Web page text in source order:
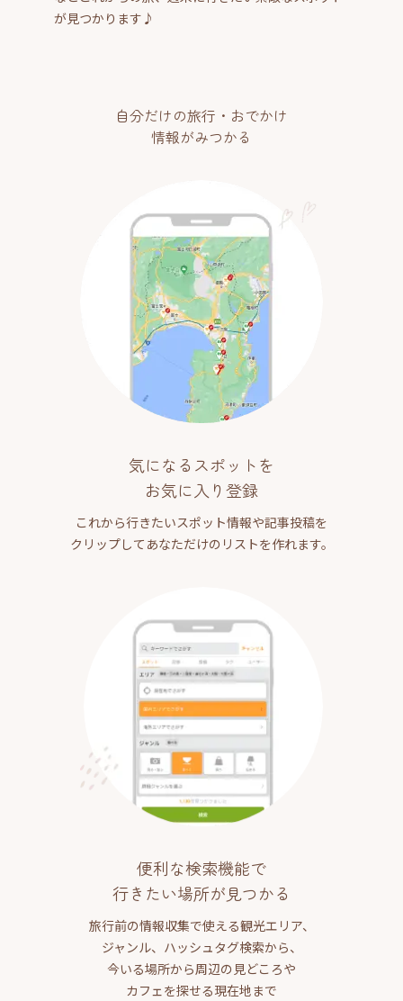
が見つかります♪
自分だけの旅行・おでかけ
情報がみつかる
気になるスポットを
お気に入り登録
これから行きたいスポット情報や記事投稿を
クリップしてあなただけのリストを作れます。
便利な検索機能で
行きたい場所が見つかる
旅行前の情報収集で使える観光エリア、
ジャンル、ハッシュタグ検索から、
今いる場所から周辺の見どころや
カフェを探せる現在地まで